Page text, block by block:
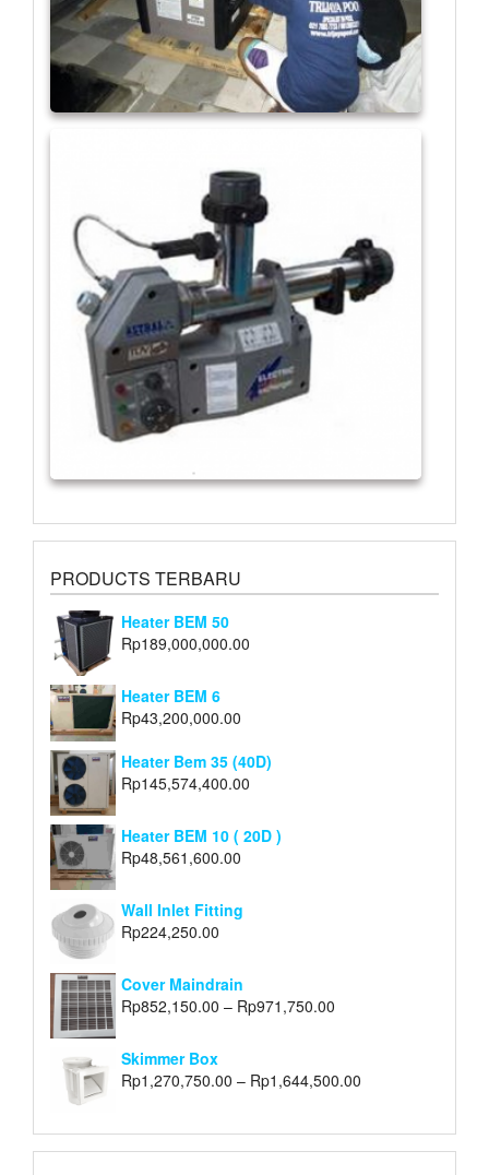
PRODUCTS TERBARU
Heater BEM 50
Rp189,000,000.00
Heater BEM 6
Rp43,200,000.00
Heater Bem 35 (40D)
Rp145,574,400.00
Heater BEM 10 ( 20D )
Rp48,561,600.00
Wall Inlet Fitting
Rp224,250.00
Cover Maindrain
Rp852,150.00 – Rp971,750.00
Skimmer Box
Rp1,270,750.00 – Rp1,644,500.00